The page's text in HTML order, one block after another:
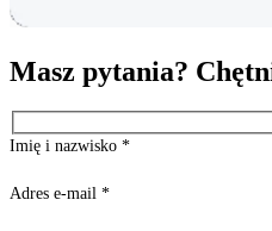
Masz pytania?
Imię i nazwisko *
Adres e-mail *